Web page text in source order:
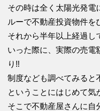
その時は全く太陽光発電
ルーで不動産投資物件を
それから半年以上経過し
いった際に、実際の売電
り!!
制度なども調べてみると
ということにはじめて気
そこで不動産屋さんに自